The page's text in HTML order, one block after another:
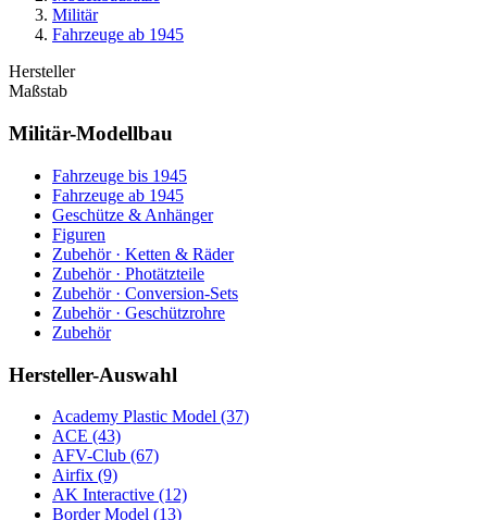
Militär
Fahrzeuge ab 1945
Hersteller
Maßstab
Militär-Modellbau
Fahrzeuge bis 1945
Fahrzeuge ab 1945
Geschütze & Anhänger
Figuren
Zubehör · Ketten & Räder
Zubehör · Photätzteile
Zubehör · Conversion-Sets
Zubehör · Geschützrohre
Zubehör
Hersteller-Auswahl
Academy Plastic Model (37)
ACE (43)
AFV-Club (67)
Airfix (9)
AK Interactive (12)
Border Model (13)